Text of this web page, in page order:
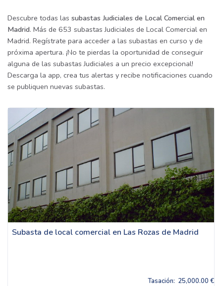
Descubre todas las subastas Judiciales de Local Comercial en
Madrid. Más de 653 subastas Judiciales de Local Comercial en
Madrid. Regístrate para acceder a las subastas en curso y de
próxima apertura. ¡No te pierdas la oportunidad de conseguir
alguna de las subastas Judiciales a un precio excepcional!
Descarga la app, crea tus alertas y recibe notificaciones cuando
se publiquen nuevas subastas.
Subasta de local comercial en Las Rozas de Madrid
Tasación: 25,000.00 €